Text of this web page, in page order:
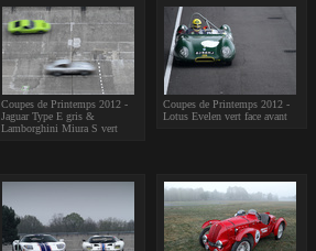
Coupes de Printemps 2012 -
Jaguar Type E gris &
Lamborghini Miura S vert
Coupes de Printemps 2012 -
Lotus Evelen vert face avant